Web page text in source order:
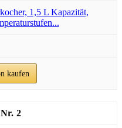
1,5 L Kapazität,
kaufen
2